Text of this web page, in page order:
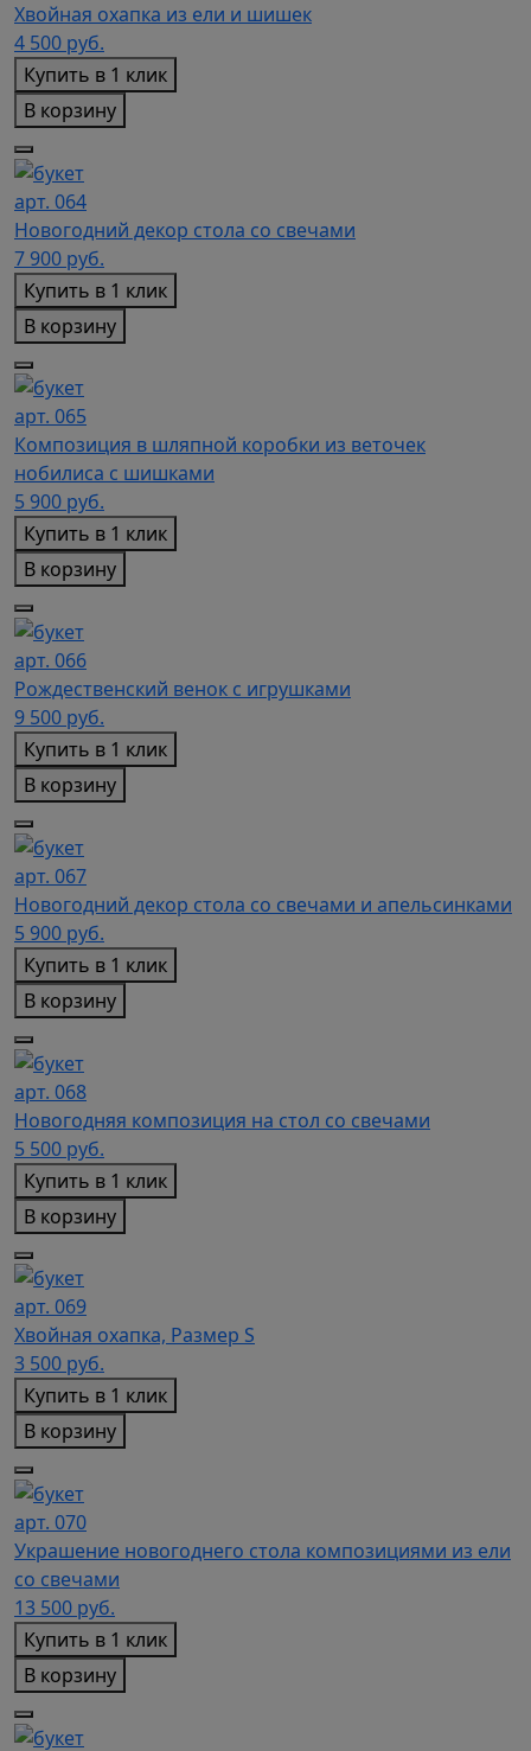
Хвойная охапка из ели и шишек
4 500 руб.
Купить в 1 клик
В корзину
арт. 064
Новогодний декор стола со свечами
7 900 руб.
Купить в 1 клик
В корзину
арт. 065
Композиция в шляпной коробки из веточек
нобилиса с шишками
5 900 руб.
Купить в 1 клик
В корзину
арт. 066
Рождественский венок с игрушками
9 500 руб.
Купить в 1 клик
В корзину
арт. 067
Новогодний декор стола со свечами и апельсинками
5 900 руб.
Купить в 1 клик
В корзину
арт. 068
Новогодняя композиция на стол со свечами
5 500 руб.
Купить в 1 клик
В корзину
арт. 069
Хвойная охапка, Размер S
3 500 руб.
Купить в 1 клик
В корзину
арт. 070
Украшение новогоднего стола композициями из ели
со свечами
13 500 руб.
Купить в 1 клик
В корзину